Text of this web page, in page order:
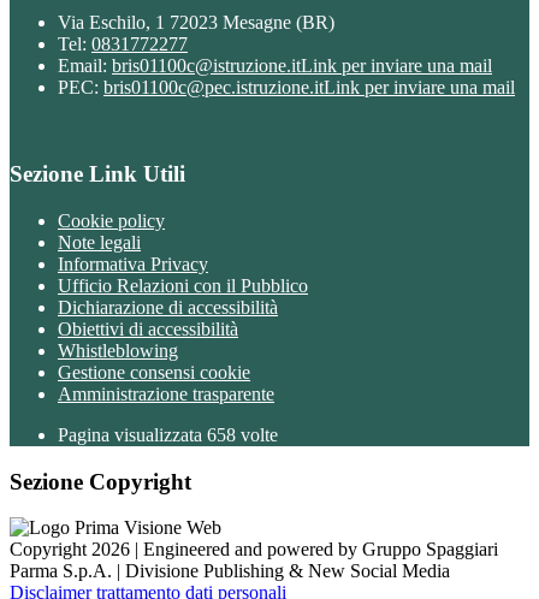
Via Eschilo, 1 72023 Mesagne (BR)
Tel: 0831772277
Email: bris01100c@istruzione.itLink per inviare una mail
PEC: bris01100c@pec.istruzione.itLink per inviare una mail
Sezione Link Utili
Cookie policy
Note legali
Informativa Privacy
Ufficio Relazioni con il Pubblico
Dichiarazione di accessibilità
Obiettivi di accessibilità
Whistleblowing
Gestione consensi cookie
Amministrazione trasparente
Pagina visualizzata 658 volte
Sezione Copyright
Copyright 2026 | Engineered and powered by Gruppo Spaggiari
Parma S.p.A. | Divisione Publishing & New Social Media
Disclaimer trattamento dati personali